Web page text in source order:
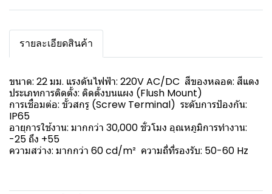
รายละเอียดสินค้า
ขนาด: 22 มม. แรงดันไฟฟ้า: 220V AC/DC สีของหลอด: สีแดง
ประเภทการติดตั้ง: ติดตั้งบนแผง (Flush Mount)
การเชื่อมต่อ: ขั้วสกรู (Screw Terminal) ระดับการป้องกัน:
IP65
อายุการใช้งาน: มากกว่า 30,000 ชั่วโมง อุณหภูมิการทำงาน:
-25 ถึง +55
ความสว่าง: มากกว่า 60 cd/m² ความถี่ที่รองรับ: 50-60 Hz